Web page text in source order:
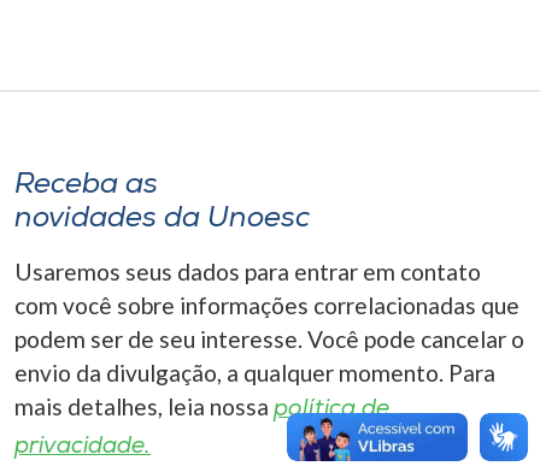
Store
Selecione
o idioma
Receba as
novidades da Unoesc
Usaremos seus dados para entrar em contato
com você sobre informações correlacionadas que
podem ser de seu interesse. Você pode cancelar o
envio da divulgação, a qualquer momento. Para
mais detalhes, leia nossa política de
privacidade.